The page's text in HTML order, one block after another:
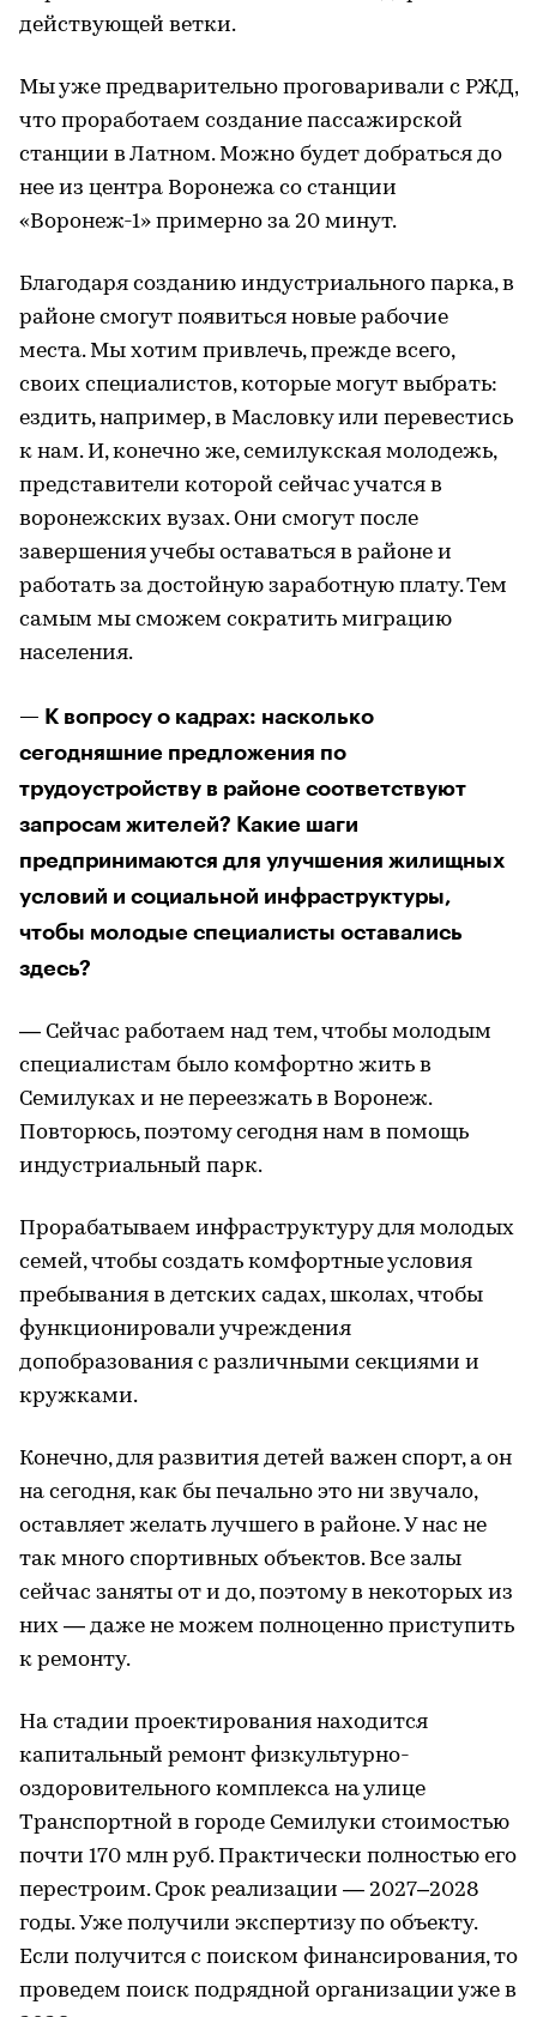
действующей ветки.
Мы уже предварительно проговаривали с РЖД,
что проработаем создание пассажирской
станции в Латном. Можно будет добраться до
нее из центра Воронежа со станции
«Воронеж-1» примерно за 20 минут.
Благодаря созданию индустриального парка, в
районе смогут появиться новые рабочие
места. Мы хотим привлечь, прежде всего,
своих специалистов, которые могут выбрать:
ездить, например, в Масловку или перевестись
к нам. И, конечно же, семилукская молодежь,
представители которой сейчас учатся в
воронежских вузах. Они смогут после
завершения учебы оставаться в районе и
работать за достойную заработную плату. Тем
самым мы сможем сократить миграцию
населения.
— К вопросу о кадрах: насколько
сегодняшние предложения по
трудоустройству в районе соответствуют
запросам жителей? Какие шаги
предпринимаются для улучшения жилищных
условий и социальной инфраструктуры,
чтобы молодые специалисты оставались
здесь?
— Сейчас работаем над тем, чтобы молодым
специалистам было комфортно жить в
Семилуках и не переезжать в Воронеж.
Повторюсь, поэтому сегодня нам в помощь
индустриальный парк.
Прорабатываем инфраструктуру для молодых
семей, чтобы создать комфортные условия
пребывания в детских садах, школах, чтобы
функционировали учреждения
допобразования с различными секциями и
кружками.
Конечно, для развития детей важен спорт, а он
на сегодня, как бы печально это ни звучало,
оставляет желать лучшего в районе. У нас не
так много спортивных объектов. Все залы
сейчас заняты от и до, поэтому в некоторых из
них — даже не можем полноценно приступить
к ремонту.
На стадии проектирования находится
капитальный ремонт физкультурно-
оздоровительного комплекса на улице
Транспортной в городе Семилуки стоимостью
почти 170 млн руб. Практически полностью его
перестроим. Срок реализации — 2027–2028
годы. Уже получили экспертизу по объекту.
Если получится с поиском финансирования, то
проведем поиск подрядной организации уже в